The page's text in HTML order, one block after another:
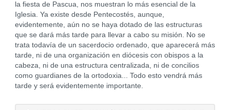
la fiesta de Pascua, nos muestran lo más esencial de la
Iglesia. Ya existe desde Pentecostés, aunque,
evidentemente, aún no se haya dotado de las estructuras
que se dará más tarde para llevar a cabo su misión. No se
trata todavía de un sacerdocio ordenado, que aparecerá más
tarde, ni de una organización en diócesis con obispos a la
cabeza, ni de una estructura centralizada, ni de concilios
como guardianes de la ortodoxia... Todo esto vendrá más
tarde y será evidentemente importante.